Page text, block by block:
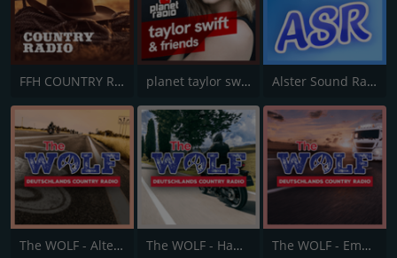
FFH COUNTRY RADIO planet taylor swift & friends Alster Sound Radio
The WOLF - Altes Land The WOLF - Hamburg The WOLF - Emsland